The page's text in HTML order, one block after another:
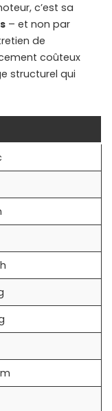
c’est sa
– et non par
de
coûteux
structurel qui